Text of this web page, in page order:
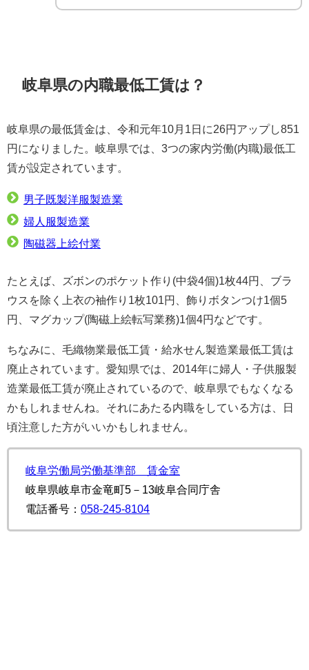
岐阜県の内職最低工賃は？
岐阜県の最低賃金は、令和元年10月1日に26円アップし851
円になりました。岐阜県では、3つの家内労働(内職)最低工
賃が設定されています。
男子既製洋服製造業
婦人服製造業
陶磁器上絵付業
たとえば、ズボンのポケット作り(中袋4個)1枚44円、ブラ
ウスを除く上衣の袖作り1枚101円、飾りボタンつけ1個5
円、マグカップ(陶磁上絵転写業務)1個4円などです。
ちなみに、毛織物業最低工賃・給水せん製造業最低工賃は
廃止されています。愛知県では、2014年に婦人・子供服製
造業最低工賃が廃止されているので、岐阜県でもなくなる
かもしれませんね。それにあたる内職をしている方は、日
頃注意した方がいいかもしれません。
岐阜労働局労働基準部 賃金室
岐阜県岐阜市金竜町5－13岐阜合同庁舎
電話番号： 058-245-8104